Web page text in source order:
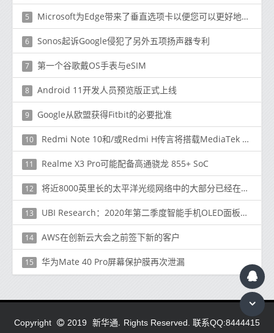
5 Microsoft为Edge带来了垂直选项卡以便您可以更好地利用宽屏显示器
6 Sonos起诉Google侵犯了另外五项扬声器专利
7 第一个谷歌戴OS手表与eSIM
8 Android 11开发人员预览版正式上线
9 Google从欧盟获得Fitbit的必要批准
10 Redmi Note 10和/或Redmi H传言将搭载MediaTek Dimensity 1000+
11 Realme X3 Pro可能配备高通骁龙 855+ SoC
12 将近8000英里长的太平洋光缆网络中的大部分已经在太平洋海底安装了
13 UBI Research：2020年第二季度智能手机OLED面板出货量下降23％
14 AWS在创新云大会之前签下新的客户
15 华为Mate 40 Pro屏幕保护膜再次泄漏
Copyright 2019 新华通. Rights Reserved. 联系QQ:8444415